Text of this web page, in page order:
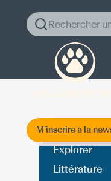
Rechercher
M'inscrire à la
Explorer
Littérature